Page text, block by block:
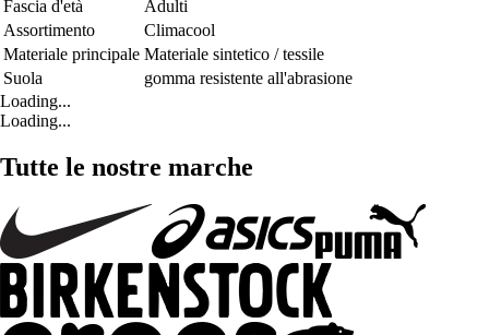
Fascia d'età
Adulti
Assortimento
Climacool
Materiale principale Materiale sintetico / tessile
Suola
gomma resistente all'abrasione
Loading...
Loading...
Tutte le nostre marche